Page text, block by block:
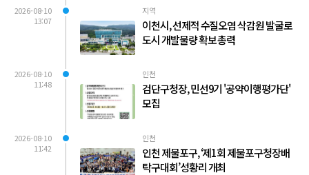
2026-08-10
13:07
지역
이천시, 선제적 수질오염 삭감원 발굴로
도시 개발물량 확보 총력
2026-08-10
11:48
인천
검단구청장, 민선9기 '공약이행평가단'
모집
2026-08-10
11:42
인천
인천 제물포구, ‘제1회 제물포구청장배
탁구대회’성황리 개최